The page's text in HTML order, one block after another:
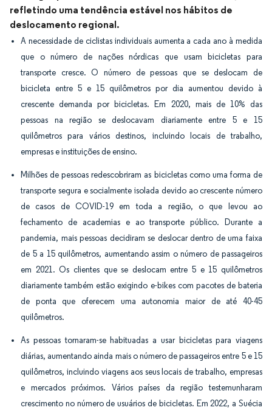
refletindo uma tendência estável nos hábitos de
deslocamento regional.
A necessidade de ciclistas individuais aumenta a cada ano à medida
que o número de nações nórdicas que usam bicicletas para
transporte cresce. O número de pessoas que se deslocam de
bicicleta entre 5 e 15 quilômetros por dia aumentou devido à
crescente demanda por bicicletas. Em 2020, mais de 10% das
pessoas na região se deslocavam diariamente entre 5 e 15
quilômetros para vários destinos, incluindo locais de trabalho,
empresas e instituições de ensino.
Milhões de pessoas redescobriram as bicicletas como uma forma de
transporte segura e socialmente isolada devido ao crescente número
de casos de COVID-19 em toda a região, o que levou ao
fechamento de academias e ao transporte público. Durante a
pandemia, mais pessoas decidiram se deslocar dentro de uma faixa
de 5 a 15 quilômetros, aumentando assim o número de passageiros
em 2021. Os clientes que se deslocam entre 5 e 15 quilômetros
diariamente também estão exigindo e-bikes com pacotes de bateria
de ponta que oferecem uma autonomia maior de até 40-45
quilômetros.
As pessoas tornaram-se habituadas a usar bicicletas para viagens
diárias, aumentando ainda mais o número de passageiros entre 5 e 15
quilômetros, incluindo viagens aos seus locais de trabalho, empresas
e mercados próximos. Vários países da região testemunharam
crescimento no número de usuários de bicicletas. Em 2022, a Suécia